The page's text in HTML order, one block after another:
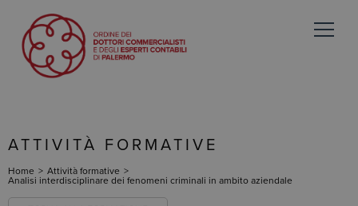
ATTIVITÀ FORMATIVE
Home > Attività formative >
Analisi interdisciplinare dei fenomeni criminali in ambito aziendale